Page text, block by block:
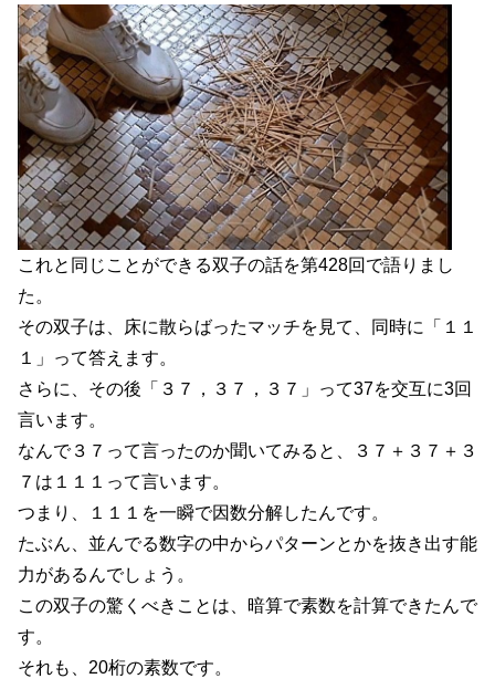
これと同じことができる双子の話を第428回で語りまし
た。
その双子は、床に散らばったマッチを見て、同時に「１１
１」って答えます。
さらに、その後「３７，３７，３７」って37を交互に3回
言います。
なんで３７って言ったのか聞いてみると、３７＋３７＋３
７は１１１って言います。
つまり、１１１を一瞬で因数分解したんです。
たぶん、並んでる数字の中からパターンとかを抜き出す能
力があるんでしょう。
この双子の驚くべきことは、暗算で素数を計算できたんで
す。
それも、20桁の素数です。